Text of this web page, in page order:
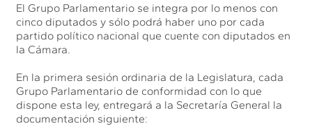
El Grupo Parlamentario se integra por lo menos con
cinco diputados y sólo podrá haber uno por cada
partido político nacional que cuente con diputados en
la Cámara.
En la primera sesión ordinaria de la Legislatura, cada
Grupo Parlamentario de conformidad con lo que
dispone esta ley, entregará a la Secretaría General la
documentación siguiente: